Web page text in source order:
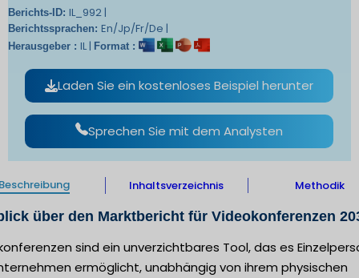
Berichts-ID: IL_992 |
Berichtssprachen: En/Jp/Fr/De |
Herausgeber : IL | Format :
Laden Sie ein kostenloses Beispiel herunter
Sprechen Sie mit dem Analysten
Inhaltsverzeichnis Methodik
über den Marktbericht für Videokonferenzen
sind ein unverzichtbares Tool, das es
ermöglicht, unabhängig von ihrem physischen